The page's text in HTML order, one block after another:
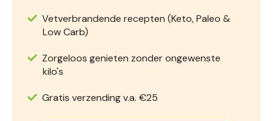
Vetverbrandende recepten (Keto, Paleo &
Low Carb)
Zorgeloos genieten zonder ongewenste
kilo's
Gratis verzending v.a. €25